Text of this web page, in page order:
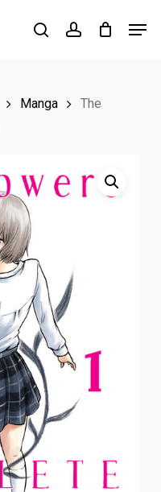
searchaccount
Manga
The